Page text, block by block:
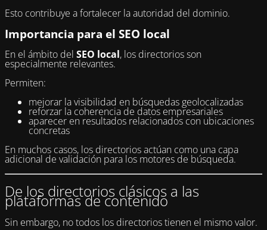
Esto contribuye a fortalecer la autoridad del dominio.
Importancia para el SEO local
En el ámbito del SEO local, los directorios son
especialmente relevantes.
Permiten:
mejorar la visibilidad en búsquedas geolocalizadas
reforzar la coherencia de datos empresariales
aparecer en resultados relacionados con ubicaciones
concretas
En muchos casos, los directorios actúan como una capa
adicional de validación para los motores de búsqueda.
De los directorios clásicos a las
plataformas de contenido
Sin embargo, no todos los directorios tienen el mismo valor.